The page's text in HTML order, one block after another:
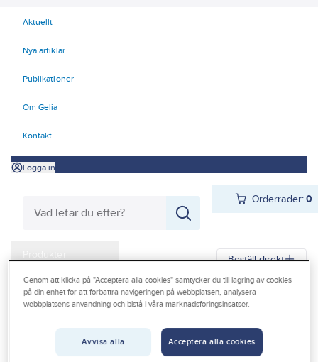
Aktuellt
Nya artiklar
Publikationer
Om Gelia
Kontakt
Logga in
Orderrader:0
Produkter
Kampanjer
Outlet
Beställ direkt
Gelia Produkter Gelia VVS Rör, rördel och ventil
Genom att klicka på "Acceptera alla cookies" samtycker du till lagring av cookies
på din enhet för att förbättra navigeringen på webbplatsen, analysera
webbplatsens användning och bistå i våra marknadsföringsinsatser.
Avvisa alla Acceptera alla cookies